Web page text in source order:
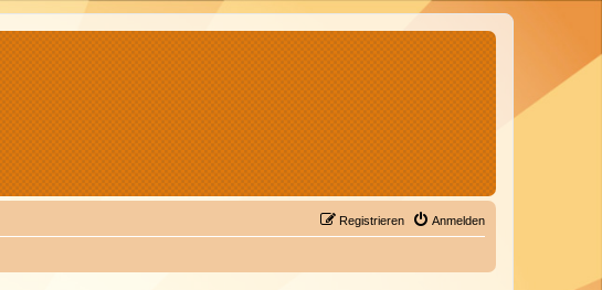
Anmelden
Registrieren